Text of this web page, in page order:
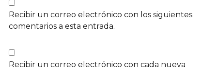
Recibir un correo electrónico con los siguientes
comentarios a esta entrada.
Recibir un correo electrónico con cada nueva